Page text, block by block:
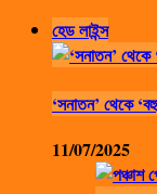
হেড লাইন্স
‘সনাতন’ থেকে
11/07/2025